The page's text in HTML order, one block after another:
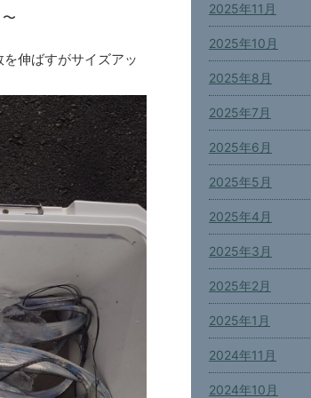
伸ばすがサイズアッ
2025年11月
2025年10月
2025年8月
2025年7月
2025年6月
2025年5月
2025年4月
2025年3月
2025年2月
2025年1月
2024年11月
2024年10月